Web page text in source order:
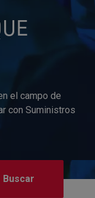
el campo de
con Suministros